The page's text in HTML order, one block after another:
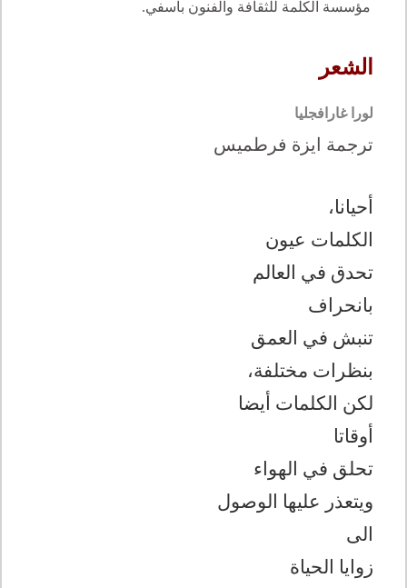
مؤسسة الكلمة للثقافة والفنون بأسفي.
الشعر
لورا غارافجليا
ترجمة ايزة فرطميس
أحيانا،
الكلمات عيون
تحدق في العالم
بانحراف
تنبش في العمق
بنظرات مختلفة،
لكن الكلمات أيضا
أوقاتا
تحلق في الهواء
ويتعذر عليها الوصول
الى
زوايا الحياة